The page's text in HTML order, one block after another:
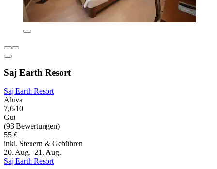
Saj Earth Resort
Saj Earth Resort
Aluva
7,6/10
Gut
(93 Bewertungen)
55 €
inkl. Steuern & Gebühren
20. Aug.–21. Aug.
Saj Earth Resort